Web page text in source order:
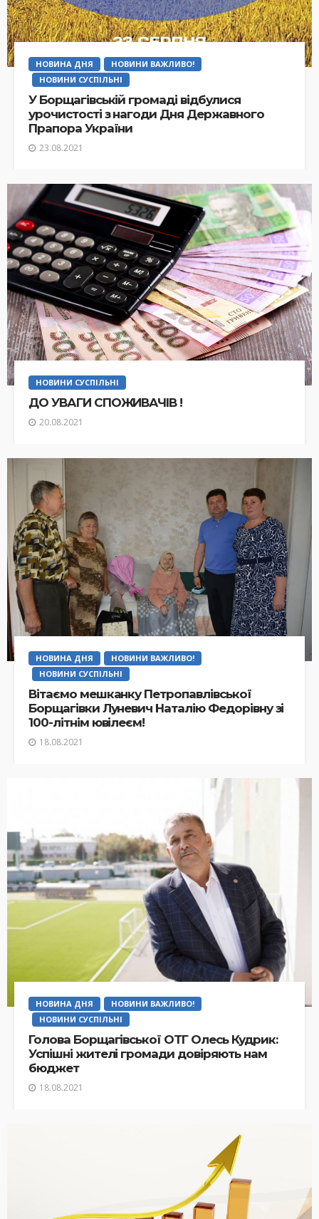
НОВИНА ДНЯ
НОВИНИ ВАЖЛИВО!
НОВИНИ СУСПІЛЬНІ
У Борщагівській громаді відбулися
урочистості з нагоди Дня Державного
Прапора України
23.08.2021
НОВИНИ СУСПІЛЬНІ
ДО УВАГИ СПОЖИВАЧІВ !
20.08.2021
НОВИНА ДНЯ
НОВИНИ ВАЖЛИВО!
НОВИНИ СУСПІЛЬНІ
Вітаємо мешканку Петропавлівської
Борщагівки Луневич Наталію Федорівну зі
100-літнім ювілеєм!
18.08.2021
НОВИНА ДНЯ
НОВИНИ ВАЖЛИВО!
НОВИНИ СУСПІЛЬНІ
Голова Борщагівської ОТГ Олесь Кудрик:
Успішні жителі громади довіряють нам
бюджет
18.08.2021